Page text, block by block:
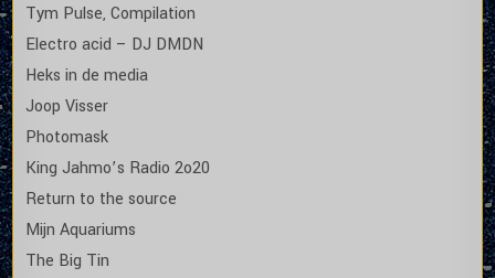
Tym Pulse, Compilation
Electro acid – DJ DMDN
Heks in de media
Joop Visser
Photomask
King Jahmo’s Radio 2o20
Return to the source
Mijn Aquariums
The Big Tin